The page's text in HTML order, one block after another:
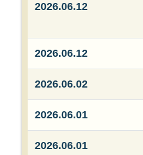
2026.06.12
2026.06.12
2026.06.02
2026.06.01
2026.06.01